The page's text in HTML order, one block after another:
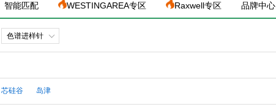
智能匹配 WESTINGAREA专区 Raxwell专区 品牌中心
色谱进样针
芯硅谷 岛津